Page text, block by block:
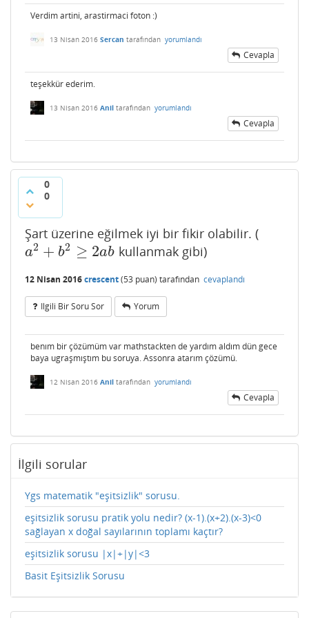
Verdim artini, arastirmaci foton :)
13 Nisan 2016 Sercan tarafından yorumlandı
Cevapla
teşekkür ederim.
13 Nisan 2016 Anil tarafından yorumlandı
Cevapla
0
0
Şart üzerine eğilmek iyi bir fikir olabilir. (
a2 + b2 ≥ 2ab
a2 +b2≥2 ab kullanmak gibi)
12 Nisan 2016crescent(53 puan) tarafından cevaplandı
Ilgili Bir Soru Sor Yorum
benım bir çözümüm var mathstackten de yardım aldım dün gece
baya ugraşmıştım bu soruya. Assonra atarım çözümü.
12 Nisan 2016 Anil tarafından yorumlandı
Cevapla
İlgili sorular
Ygs matematik "eşitsizlik" sorusu.
eşitsizlik sorusu pratik yolu nedir? (x-1).(x+2).(x-3)<0
sağlayan x doğal sayılarının toplamı kaçtır?
eşitsizlik sorusu |x|+|y|<3
Basit Eşitsizlik Sorusu